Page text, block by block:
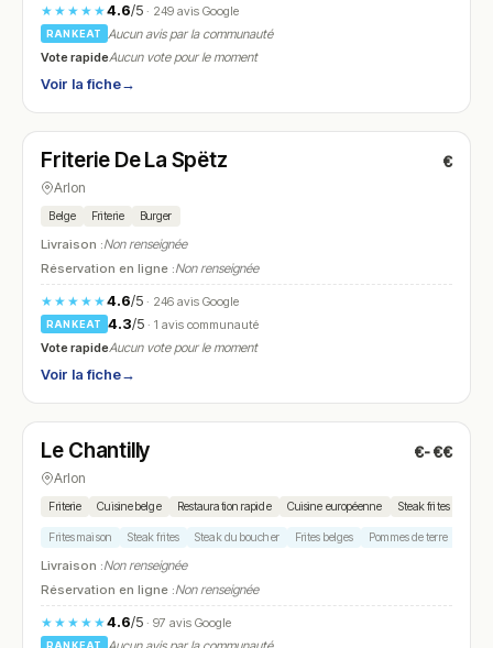
★★★★★4.6/5· 249 avis Google
RANKEAT
Aucun avis par la communauté
Vote rapideAucun vote pour le moment
Voir la fiche→
N° 21
Friterie De La Spëtz €
Arlon
Belge Friterie Burger
Livraison :Non renseignée
Réservation en ligne :Non renseignée
★★★★★4.6/5· 246 avis Google
RANKEAT 4.3/5 · 1 avis communauté
Vote rapideAucun vote pour le moment
Voir la fiche→
N° 22
Le Chantilly €-€€
Arlon
Friterie Cuisine belge Restauration rapide Cuisine européenne Steak frites
Frites maison Steak frites Steak du boucher Frites belges Pommes de terre
Livraison :Non renseignée
Réservation en ligne :Non renseignée
★★★★★4.6/5· 97 avis Google
RANKEAT